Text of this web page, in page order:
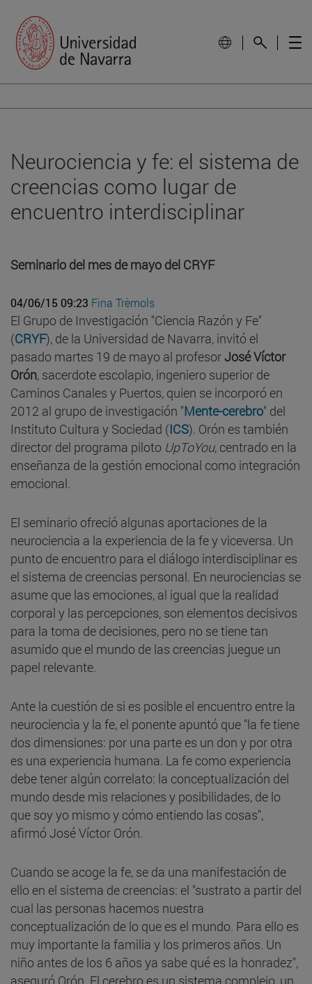
Neurociencia y fe: el sistema de
creencias como lugar de
encuentro interdisciplinar
Seminario del mes de mayo del CRYF
04/06/15 09:23 Fina Trèmols
El Grupo de Investigación "Ciencia Razón y Fe"
(CRYF), de la Universidad de Navarra, invitó el
pasado martes 19 de mayo al profesorJosé Víctor
Orón, sacerdote escolapio, ingeniero superior de
Caminos Canales y Puertos, quien se incorporó en
2012 al grupo de investigación "Mente-cerebro" del
Instituto Cultura y Sociedad (ICS). Orón es también
director del programa piloto UpToYou, centrado en la
enseñanza de la gestión emocional como integración
emocional.
El seminario ofreció algunas aportaciones de la
neurociencia a la experiencia de la fe y viceversa. Un
punto de encuentro para el diálogo interdisciplinar es
el sistema de creencias personal. En neurociencias se
asume que las emociones, al igual que la realidad
corporal y las percepciones, son elementos decisivos
para la toma de decisiones, pero no se tiene tan
asumido que el mundo de las creencias juegue un
papel relevante.
Ante la cuestión de si es posible el encuentro entre la
neurociencia y la fe, el ponente apuntó que "la fe tiene
dos dimensiones: por una parte es un don y por otra
es una experiencia humana. La fe como experiencia
debe tener algún correlato: la conceptualización del
mundo desde mis relaciones y posibilidades, de lo
que soy yo mismo y cómo entiendo las cosas",
afirmó José Víctor Orón.
Cuando se acoge la fe, se da una manifestación de
ello en el sistema de creencias: el "sustrato a partir del
cual las personas hacemos nuestra
conceptualización de lo que es el mundo. Para ello es
muy importante la familia y los primeros años. Un
niño antes de los 6 años ya sabe qué es la honradez",
aseguró Orón. El cerebro es un sistema complejo, un